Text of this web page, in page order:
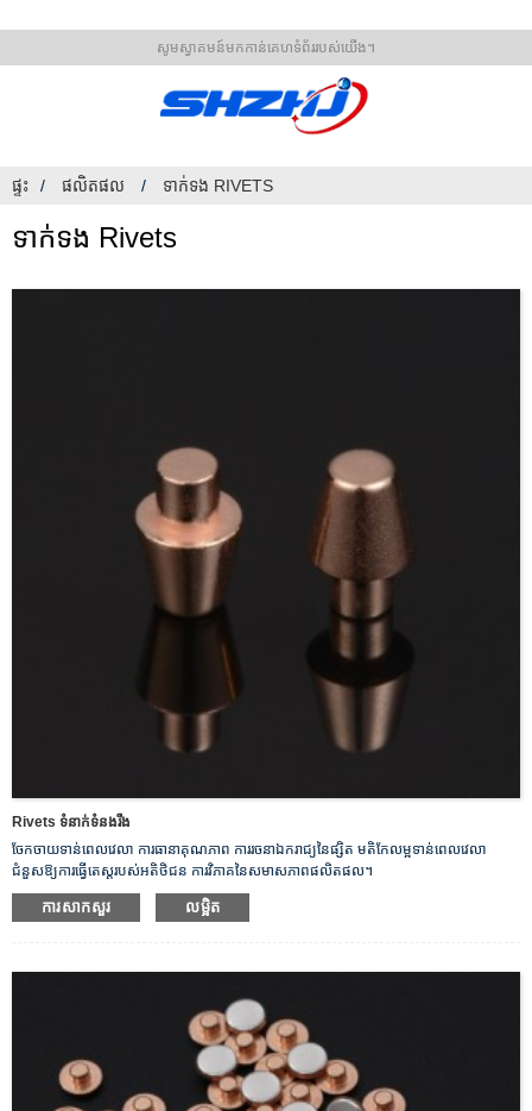
សូមស្វាគមន៍មកកាន់គេហទំព័ររបស់យើង។
ផ្ទះ ផលិតផល ទាក់ទង RIVETS
ទាក់ទង Rivets
Rivets ទំនាក់ទំនងរឹង
ចែកចាយទាន់ពេលវេលា ការធានាគុណភាព ការរចនាឯករាជ្យនៃផ្សិត មតិកែលម្អទាន់ពេលវេលា
ជំនួសឱ្យការធ្វើតេស្តរបស់អតិថិជន ការវិភាគនៃសមាសភាពផលិតផល។
ការសាកសួរ លម្អិត